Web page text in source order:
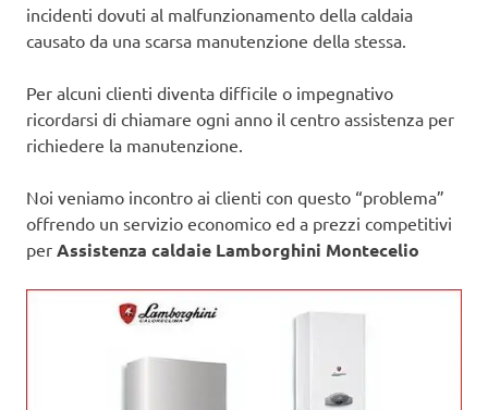
incidenti dovuti al malfunzionamento della caldaia
causato da una scarsa manutenzione della stessa.
Per alcuni clienti diventa difficile o impegnativo
ricordarsi di chiamare ogni anno il centro assistenza per
richiedere la manutenzione.
Noi veniamo incontro ai clienti con questo “problema”
offrendo un servizio economico ed a prezzi competitivi
per Assistenza caldaie Lamborghini Montecelio